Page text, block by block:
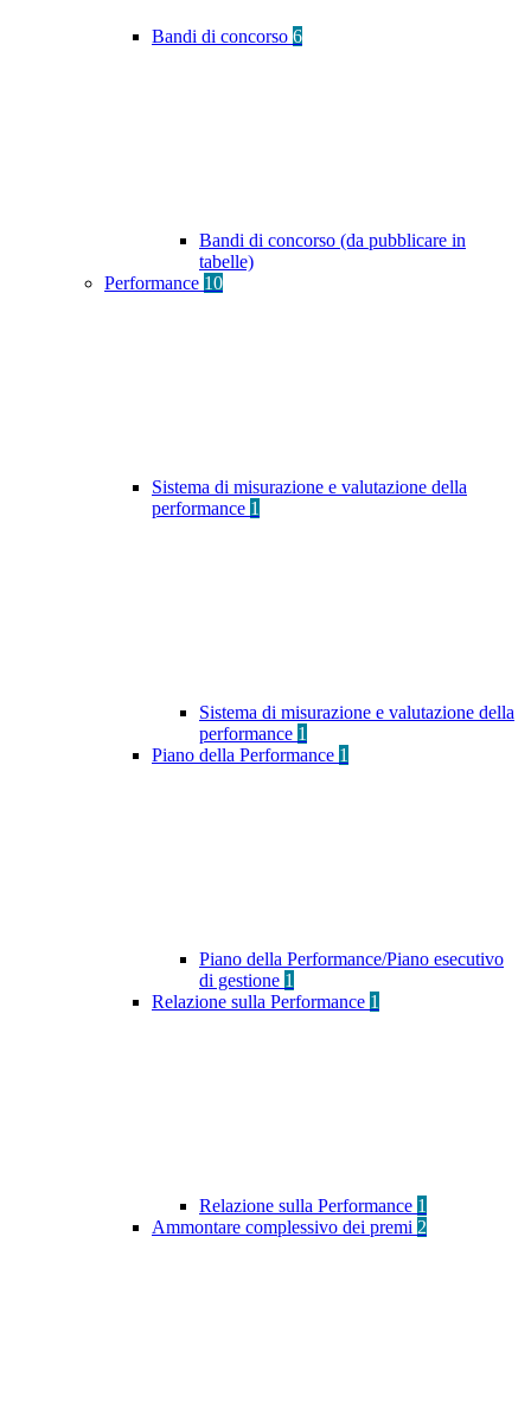
Bandi di concorso 6
Bandi di concorso (da pubblicare in
tabelle)
Performance 10
Sistema di misurazione e valutazione della
performance 1
Sistema di misurazione e valutazione della
performance 1
Piano della Performance 1
Piano della Performance/Piano esecutivo
di gestione 1
Relazione sulla Performance 1
Relazione sulla Performance 1
Ammontare complessivo dei premi 2